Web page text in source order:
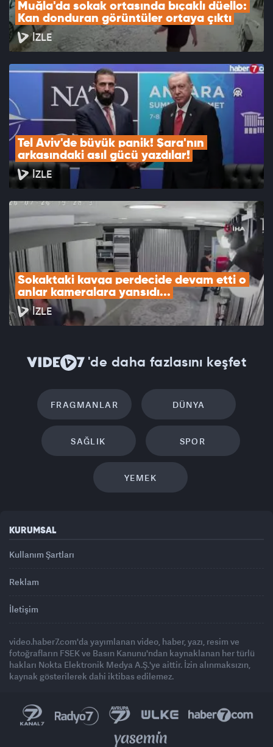
Muğla'da sokak ortasında bıçaklı düello:
Kan donduran görüntüler ortaya çıktı
İZLE
Tel Aviv'de büyük panik! Şara'nın
arkasındaki asıl gücü yazdılar!
İZLE
Sokaktaki kavga perdecide devam etti o
anlar kameralara yansıdı...
İZLE
'de daha fazlasını keşfet
FRAGMANLAR DÜNYA
SAĞLIK SPOR
YEMEK
KURUMSAL
Kullanım Şartları
Reklam
İletişim
video.haber7.com'da yayımlanan video, haber, yazı, resim ve
fotoğrafların FSEK ve Basın Kanunu'ndan kaynaklanan her türlü
hakları Nokta Elektronik Medya A.Ş.'ye aittir. İzin alınmaksızın,
kaynak gösterilerek dahi iktibas edilemez.